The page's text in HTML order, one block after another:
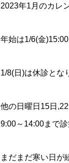
2023年1月のカレ
年始は1/6(金
1/8(日)は休診とな
他の日曜日15日
9:00～14:00まで診
まだまだ寒い日が